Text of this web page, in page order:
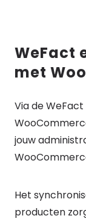
WeFact
met
Via de
jouw
Het
producten